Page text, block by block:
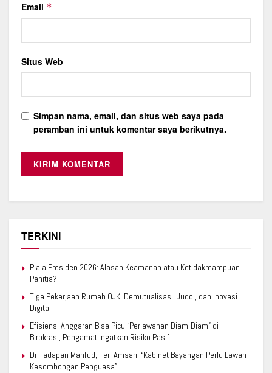
Email *
Situs Web
Simpan nama, email, dan situs web saya pada
peramban ini untuk komentar saya berikutnya.
TERKINI
Piala Presiden 2026: Alasan Keamanan atau Ketidakmampuan
Panitia?
Tiga Pekerjaan Rumah OJK: Demutualisasi, Judol, dan Inovasi
Digital
Efisiensi Anggaran Bisa Picu “Perlawanan Diam-Diam” di
Birokrasi, Pengamat Ingatkan Risiko Pasif
Di Hadapan Mahfud, Feri Amsari: “Kabinet Bayangan Perlu Lawan
Kesombongan Penguasa”